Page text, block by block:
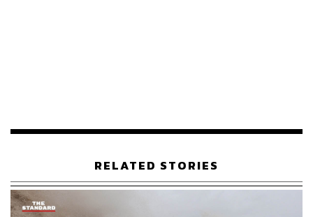
รายงานพบว่า เมื่อปีที่ผ่านมา จำนวนวันที่พบเห็นเรือของ
รัฐบาลจีนในน่านน้ำของดินแดนดังกล่าวทำสถิติสูงสุดเป็นปีที่
สามติดต่อกัน ขณะที่จำนวนเรือ CCG ที่ปฏิบัติการในน่านน้ำ
ดังกล่าวก็ทำสถิติสูงสุดเช่นกัน
RELATED STORIES